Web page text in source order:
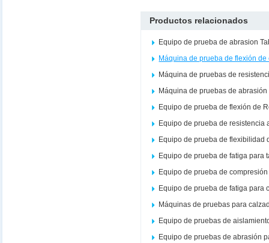
Productos relacionados
Equipo de prueba de abrasion
Máquina de prueba de flexión de
Máquina de pruebas de
Máquina de pruebas de
Equipo de prueba de flexión de
Equipo de prueba de resistencia
Equipo de prueba de flexibilidad
Equipo de prueba de fatiga para
Equipo de prueba de
Equipo de prueba de fatiga para
Máquinas de pruebas para
Equipo de pruebas de
Equipo de pruebas de abrasión